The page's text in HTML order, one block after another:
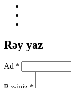
Rəy yaz
Ad *